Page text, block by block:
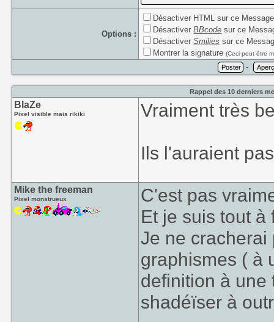
Options :
Désactiver HTML sur ce Message
DésactiverBBcode sur ce
DésactiverSmilies sur ce
Montrer la signature(Ceci peut être
-
Rappel des 10 derniers
BlaZe
Pixel visible mais rikiki Vraiment très
Ils l'auraient
Mike the freeman
Pixel monstrueux
C'est pas
Et je suis tout
Je ne cracherai
graphismes ( à
definition à une
shadéïser à